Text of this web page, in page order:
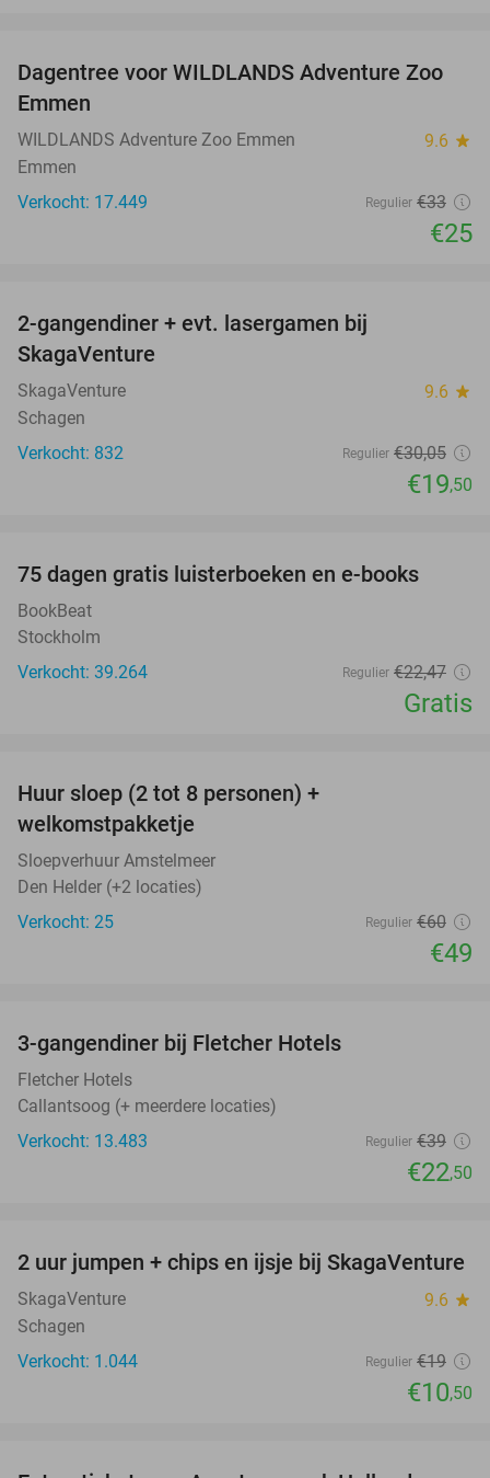
24%
Dagentree voor WILDLANDS Adventure Zoo
Emmen
WILDLANDS Adventure Zoo Emmen 9.6 star
Emmen
Verkocht: 17.449
Regulier €33
€25
2-gangendiner + evt. lasergamen bij
SkagaVenture
SkagaVenture 9.6 star
Schagen
Verkocht: 832
Regulier €30,05
€19,50
75 dagen gratis luisterboeken en e-books
BookBeat
Stockholm
Verkocht: 39.264
Regulier €22,47
Gratis
Huur sloep (2 tot 8 personen) +
welkomstpakketje
Sloepverhuur Amstelmeer
Den Helder (+2 locaties)
Verkocht: 25
Regulier €60
€49
3-gangendiner bij Fletcher Hotels
Fletcher Hotels
Callantsoog (+ meerdere locaties)
Verkocht: 13.483
Regulier €39
€22,50
45%
2 uur jumpen + chips en ijsje bij SkagaVenture
SkagaVenture 9.6 star
Schagen
Verkocht: 1.044
Regulier €19
€10,50